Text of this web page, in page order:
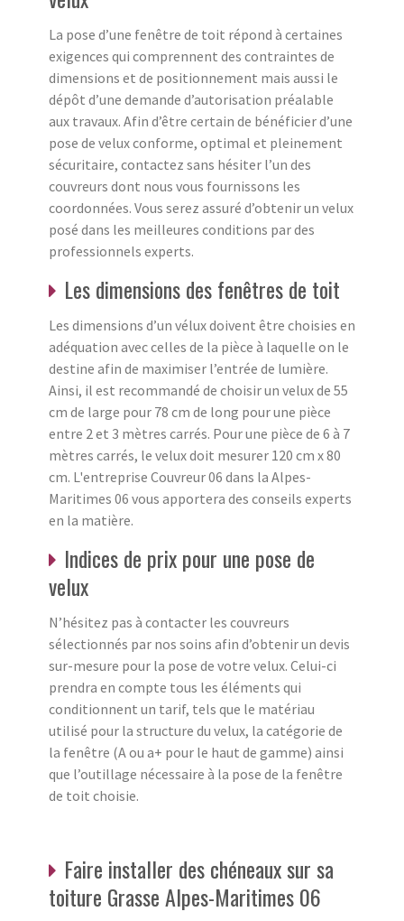
La pose d’une fenêtre de toit répond à certaines
exigences qui comprennent des contraintes de
dimensions et de positionnement mais aussi le
dépôt d’une demande d’autorisation préalable
aux travaux. Afin d’être certain de bénéficier d’une
pose de velux conforme, optimal et pleinement
sécuritaire, contactez sans hésiter l’un des
couvreurs dont nous vous fournissons les
coordonnées. Vous serez assuré d’obtenir un velux
posé dans les meilleures conditions par des
professionnels experts.
Les dimensions des fenêtres de toit
Les dimensions d’un vélux doivent être choisies en
adéquation avec celles de la pièce à laquelle on le
destine afin de maximiser l’entrée de lumière.
Ainsi, il est recommandé de choisir un velux de 55
cm de large pour 78 cm de long pour une pièce
entre 2 et 3 mètres carrés. Pour une pièce de 6 à 7
mètres carrés, le velux doit mesurer 120 cm x 80
cm. L'entreprise Couvreur 06 dans la Alpes-
Maritimes 06 vous apportera des conseils experts
en la matière.
Indices de prix pour une pose de
velux
N’hésitez pas à contacter les couvreurs
sélectionnés par nos soins afin d’obtenir un devis
sur-mesure pour la pose de votre velux. Celui-ci
prendra en compte tous les éléments qui
conditionnent un tarif, tels que le matériau
utilisé pour la structure du velux, la catégorie de
la fenêtre (A ou a+ pour le haut de gamme) ainsi
que l’outillage nécessaire à la pose de la fenêtre
de toit choisie.
Faire installer des chéneaux sur sa
toiture Grasse Alpes-Maritimes 06